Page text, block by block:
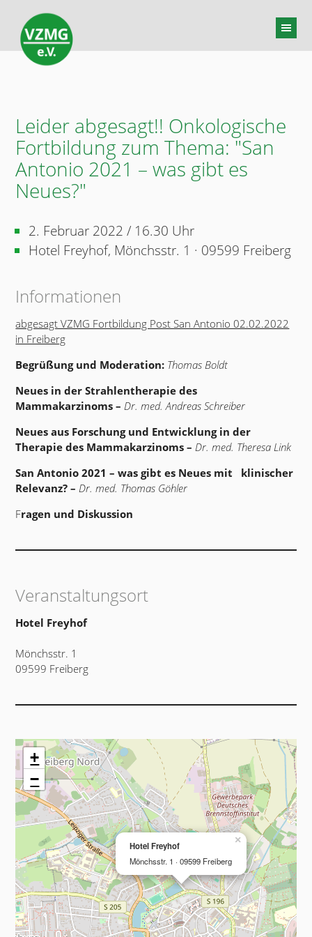
Leider abgesagt!! Onkologische
Fortbildung zum Thema: "San
Antonio 2021 – was gibt es
Neues?"
2. Februar 2022 / 16.30 Uhr
Hotel Freyhof, Mönchsstr. 1 · 09599 Freiberg
Informationen
abgesagt VZMG Fortbildung Post San Antonio 02.02.2022
in Freiberg
Begrüßung und Moderation: Thomas Boldt
Neues in der Strahlentherapie des
Mammakarzinoms – Dr. med. Andreas Schreiber
Neues aus Forschung und Entwicklung in der
Therapie des Mammakarzinoms – Dr. med. Theresa Link
San Antonio 2021 – was gibt es Neues mit klinischer
Relevanz? – Dr. med. Thomas Göhler
Fragen und Diskussion
Veranstaltungsort
Hotel Freyhof
Mönchsstr. 1
09599 Freiberg
Hotel Freyhof
Mönchsstr. 1 · 09599 Freiberg
×
+
−